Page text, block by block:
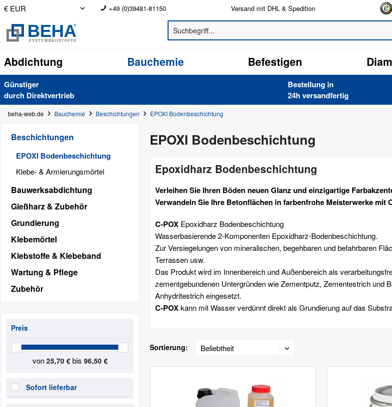
+49 (0)39481-81150 Versand mit DHL & Spedition
Abdichtung Bauchemie Befestigen
Günstiger
durch Direkt­vertrieb
Bestellung in
24h versand­fertig.
beha-web.de Bauchemie Beschichtungen EPOXI Bodenbeschichtung
Beschichtungen
EPOXI Bodenbeschichtung
Klebe- & Armierungsmörtel
Bauwerksabdichtung
Gießharz & Zubehör
Grundierung
Klebemörtel
Klebstoffe & Klebeband
Wartung & Pflege
Zubehör
Preis
von 25,70 € bis 96,50 €
Sofort lieferbar
EPOXI Bodenbeschichtung
Epoxidharz Bodenbeschichtung
Verleihen Sie Ihren Böden neuen Glanz und einzigartige
Verwandeln Sie Ihre Betonflächen in farbenfrohe Meisterwerke
C-POX Epoxidharz Bodenbeschichtung
Wasserbasierende 2-Komponenten Epoxidharz-Bodenbeschichtung.
Zur Versiegelungen von mineralischen, begehbaren und befahrbaren
Terrassen usw.
Das Produkt wird im Innenbereich und Außenbereich als
zementgebundenen Untergründen wie Zementputz, Zementestrich und
Anhydritestrich eingesetzt.
C-POXkann mit Wasser verdünnt direkt als Grundierung auf das
Sortierung: